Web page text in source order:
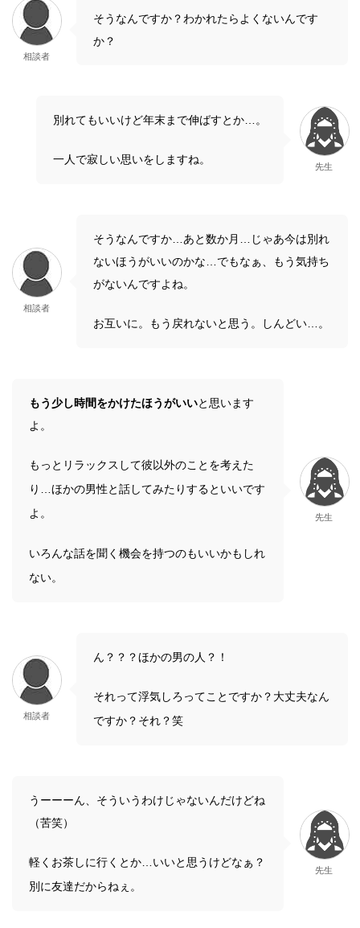
相談者
そうなんですか？わかれたらよくないんです
か？
別れてもいいけど年末まで伸ばすとか…。
一人で寂しい思いをしますね。
先生
相談者
そうなんですか…あと数か月…じゃあ今は別れ
ないほうがいいのかな…でもなぁ、もう気持ち
がないんですよね。
お互いに。もう戻れないと思う。しんどい…。
もう少し時間をかけたほうがいいと思います
よ。
もっとリラックスして彼以外のことを考えた
り…ほかの男性と話してみたりするといいです
よ。
いろんな話を聞く機会を持つのもいいかもしれ
ない。
先生
相談者
ん？？？ほかの男の人？！
それって浮気しろってことですか？大丈夫なん
ですか？それ？笑
うーーーん、そういうわけじゃないんだけどね
（苦笑）
軽くお茶しに行くとか…いいと思うけどなぁ？
別に友達だからねぇ。
先生